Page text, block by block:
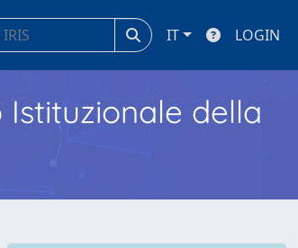
IT LOGIN
Istituzionale della